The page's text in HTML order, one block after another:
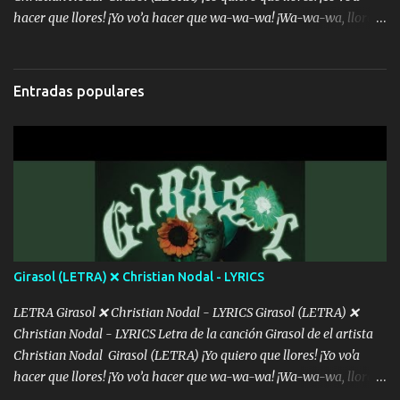
hacer que llores! ¡Yo vo’a hacer que wa-wa-wa! ¡Wa-wa-wa, llores!
cada que intentas cantar Cada que intentas rapear, cada que
intentas rimar Pobre payaso que usa a todo el mundo pa' conectar
con la gente Dices "Latino Gang" pero pisas a to'a tu gente Pa’ dar
menos se prudente Hoy me sabe a mierda, traigo un Balvin en los
dientes Por falta de empatía le toca ser resiliente ¿Acaso eres
consciente de los followers que mueves? Parcerito, abre los ojos y
ve el poder que tienes Otro chiste malo son los nombres de tus
álbum's "José, vibras colores con la energía del diablo " ¿Si ...
Entradas populares
Girasol (LETRA) ❌ Christian Nodal - LYRICS
LETRA Girasol ❌ Christian Nodal - LYRICS Girasol (LETRA) ❌
Christian Nodal - LYRICS Letra de la canción Girasol de el artista
Christian Nodal Girasol (LETRA) ¡Yo quiero que llores! ¡Yo vo'a
hacer que llores! ¡Yo vo’a hacer que wa-wa-wa! ¡Wa-wa-wa, llores!